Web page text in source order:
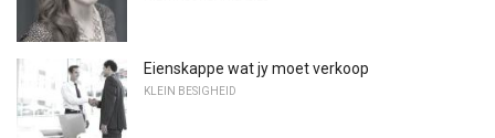
Eienskappe wat jy moet verkoop
KLEIN BESIGHEID